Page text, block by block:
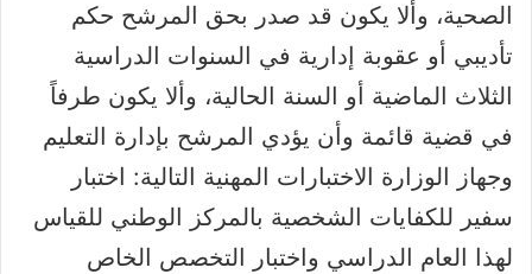
الصحية، وألا يكون قد صدر بحق المرشح حكم
تأديبي أو عقوبة إدارية في السنوات الدراسية
الثلاث الماضية أو السنة الحالية، وألا يكون طرفاً
في قضية قائمة وأن يؤدي المرشح بإدارة التعليم
وجهاز الوزارة الاختبارات المهنية التالية: اختبار
سفير للكفايات الشخصية بالمركز الوطني للقياس
لهذا العام الدراسي واختبار التخصص الخاص